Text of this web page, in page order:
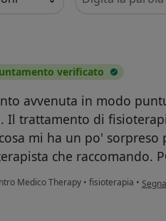
verificato
avvenuta in modo
Il trattamento di
mi ha un po'
che raccomando.
Medico Therapy • fisioterapia •